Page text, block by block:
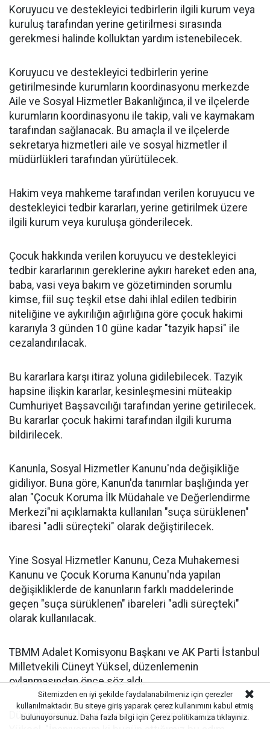
Koruyucu ve destekleyici tedbirlerin ilgili kurum veya
kuruluş tarafından yerine getirilmesi sırasında
gerekmesi halinde kolluktan yardım istenebilecek.
Koruyucu ve destekleyici tedbirlerin yerine
getirilmesinde kurumların koordinasyonu merkezde
Aile ve Sosyal Hizmetler Bakanlığınca, il ve ilçelerde
kurumların koordinasyonu ile takip, vali ve kaymakam
tarafından sağlanacak. Bu amaçla il ve ilçelerde
sekretarya hizmetleri aile ve sosyal hizmetler il
müdürlükleri tarafından yürütülecek.
Hakim veya mahkeme tarafından verilen koruyucu ve
destekleyici tedbir kararları, yerine getirilmek üzere
ilgili kurum veya kuruluşa gönderilecek.
Çocuk hakkında verilen koruyucu ve destekleyici
tedbir kararlarının gereklerine aykırı hareket eden ana,
baba, vasi veya bakım ve gözetiminden sorumlu
kimse, fiil suç teşkil etse dahi ihlal edilen tedbirin
niteliğine ve aykırılığın ağırlığına göre çocuk hakimi
kararıyla 3 günden 10 güne kadar "tazyik hapsi" ile
cezalandırılacak.
Bu kararlara karşı itiraz yoluna gidilebilecek. Tazyik
hapsine ilişkin kararlar, kesinleşmesini müteakip
Cumhuriyet Başsavcılığı tarafından yerine getirilecek.
Bu kararlar çocuk hakimi tarafından ilgili kuruma
bildirilecek.
Kanunla, Sosyal Hizmetler Kanunu'nda değişikliğe
gidiliyor. Buna göre, Kanun'da tanımlar başlığında yer
alan "Çocuk Koruma İlk Müdahale ve Değerlendirme
Merkezi"ni açıklamakta kullanılan "suça sürüklenen"
ibaresi "adli süreçteki" olarak değiştirilecek.
Yine Sosyal Hizmetler Kanunu, Ceza Muhakemesi
Kanunu ve Çocuk Koruma Kanunu'nda yapılan
değişikliklerde de kanunların farklı maddelerinde
geçen "suça sürüklenen" ibareleri "adli süreçteki"
olarak kullanılacak.
TBMM Adalet Komisyonu Başkanı ve AK Parti İstanbul
Milletvekili Cüneyt Yüksel, düzenlemenin
oylanmasından önce söz aldı.
Düzenlemenin hayırlı olması temennisinde bulunan
Sitemizden en iyi şekilde faydalanabilmeniz için çerezler
kullanılmaktadır. Bu siteye giriş yaparak çerez kullanımını kabul etmiş
bulunuyorsunuz. Daha fazla bilgi için Çerez politikamıza tıklayınız.